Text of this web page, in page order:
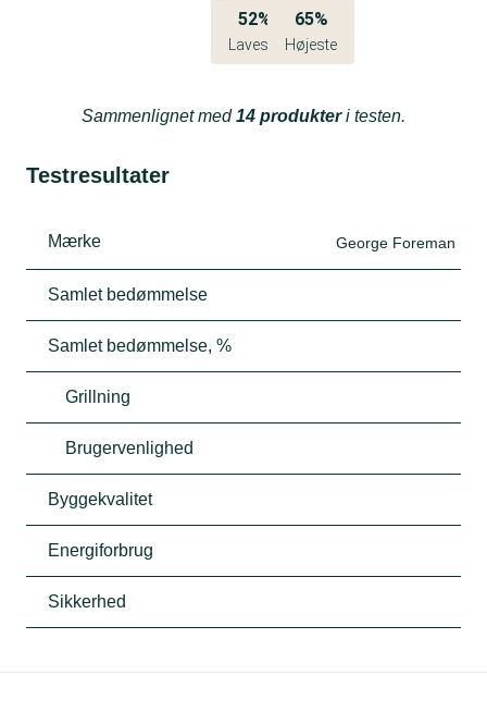
52%
Laveste
65%
Højeste
Sammenlignet med14 produkteri testen.
Testresultater
Mærke George Foreman
Samlet bedømmelse
Samlet bedømmelse, %
Grillning
Brugervenlighed
Byggekvalitet
Energiforbrug
Sikkerhed